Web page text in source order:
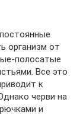
организм от
полосатые
Все это
к
черви на
и